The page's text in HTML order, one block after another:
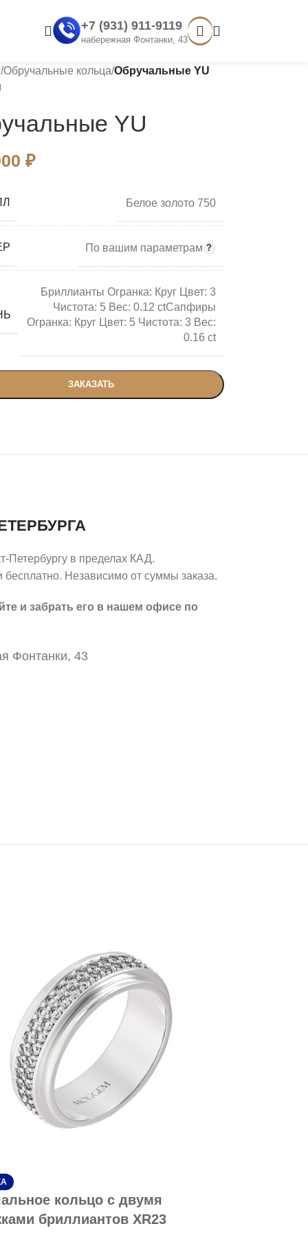
+7 (931) 911-9119
набережная Фонтанки, 43
/Обручальные кольца/Обручальные YU
YU
₽
Белое золото 750
По вашим параметрам
Бриллианты Огранка: Круг Цвет: 3
Чистота: 5 Вес: 0.12 ctСапфиры
Огранка: Круг Цвет: 5 Чистота: 3 Вес:
0.16 ct
ЗАКАЗАТЬ
Петербургу в пределах КАД.
Независимо от суммы заказа.
и забрать его в нашем офисе по
Фонтанки, 43
кольцо с двумя
бриллиантов XR23